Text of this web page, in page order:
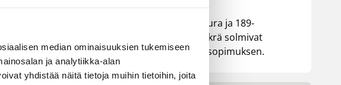
median ominaisuuksien tukemiseen
ja analytiikka-alan
yhdistää näitä tietoja muihin tietoihin, joita
Loimaalaisseura ja 189-
senttinen Mykrä solmivat
yksivuotisen sopimuksen.